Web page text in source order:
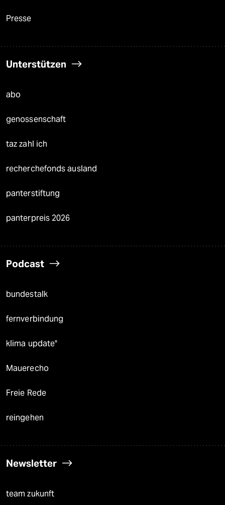
Presse
Unterstützen
abo
genossenschaft
taz zahl ich
recherchefonds ausland
panterstiftung
panterpreis 2026
Podcast
bundestalk
fernverbindung
klima update°
Mauerecho
Freie Rede
reingehen
Newsletter
team zukunft